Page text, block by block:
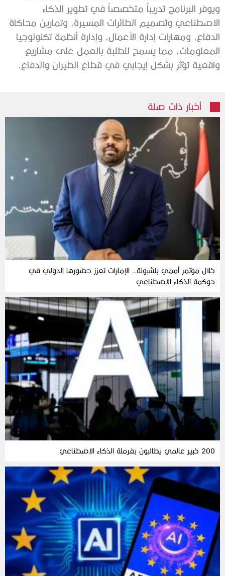
ويوفر البرنامج تدريباً متخصصاً في تطوير الذكاء
الاصطناعي وتصميم الطائرات المسيرة، وتمارين محاكاة
الدفاع، ومهارات إدارة الأعمال، وإدارة أنظمة تكنولوجيا
المعلومات، مما يسمح للطلبة بالعمل على مشاريع
واقعية تؤثر بشكل إيجابي في قطاع الطيران والدفاع.
أخبار ذات صلة
خلال مؤتمر أممي بلشبونة… الإمارات تعزز حضورها الدولي في
حوكمة الذكاء الاصطناعي
200 خبير عالمي يطالبون بفرملة الذكاء الاصطناعي